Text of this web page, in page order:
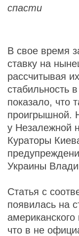
спасти
В свое время
ставку на
рассчитывая
стабильность
показало, что
проигрышной.
у Незалежной
Кураторы
Украины
Статья с
появилась на
что в не